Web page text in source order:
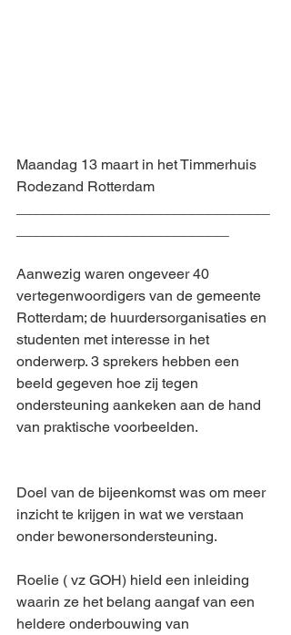
Maandag 13 maart in het Timmerhuis
Rodezand Rotterdam
Aanwezig waren ongeveer 40
vertegenwoordigers van de gemeente
Rotterdam; de huurdersorganisaties en
studenten met interesse in het
onderwerp. 3 sprekers hebben een
beeld gegeven hoe zij tegen
ondersteuning aankeken aan de hand
van praktische voorbeelden.
Doel van de bijeenkomst was om meer
inzicht te krijgen in wat we verstaan
onder bewonersondersteuning.
Roelie ( vz GOH) hield een inleiding
waarin ze het belang aangaf van een
heldere onderbouwing van